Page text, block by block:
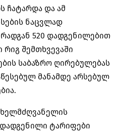
ჩატარდა და ამ
ნაცვლად
520 დადგენილებით
შემთხვევაში
საბაზრო ღირებულებას
მანამდე არსებულ
ხელმძღვანელის
ტარიფები